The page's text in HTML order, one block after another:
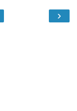
›